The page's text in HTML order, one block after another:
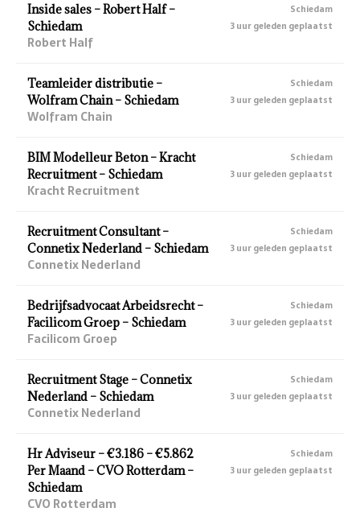
Inside sales – Robert Half –
Schiedam
Robert Half
Schiedam
3 uur geleden geplaatst
Teamleider distributie –
Wolfram Chain – Schiedam
Wolfram Chain
Schiedam
3 uur geleden geplaatst
BIM Modelleur Beton – Kracht
Recruitment – Schiedam
Kracht Recruitment
Schiedam
3 uur geleden geplaatst
Recruitment Consultant –
Connetix Nederland – Schiedam
Connetix Nederland
Schiedam
3 uur geleden geplaatst
Bedrijfsadvocaat Arbeidsrecht –
Facilicom Groep – Schiedam
Facilicom Groep
Schiedam
3 uur geleden geplaatst
Recruitment Stage – Connetix
Nederland – Schiedam
Connetix Nederland
Schiedam
3 uur geleden geplaatst
Hr Adviseur – €3.186 – €5.862
Per Maand – CVO Rotterdam –
Schiedam
CVO Rotterdam
Schiedam
3 uur geleden geplaatst